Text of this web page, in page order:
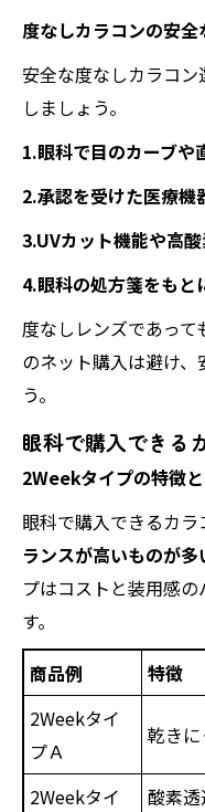
度なしカラコンの安全
安全な度なしカラコ
しましょう。
1.眼科で目のカーブや
2.承認を受けた医療機
3.UVカット機能や高
4.眼科の処方箋をもと
度なしレンズであって
のネット購入は避け
う。
眼科で購入できる
2Weekタイプの特徴
眼科で購入できるカラ
ランスが高いものが多
プはコストと装用感
す。
商品例
特徴
2Weekタイ
プＡ
乾き
2Weekタイ
酸素